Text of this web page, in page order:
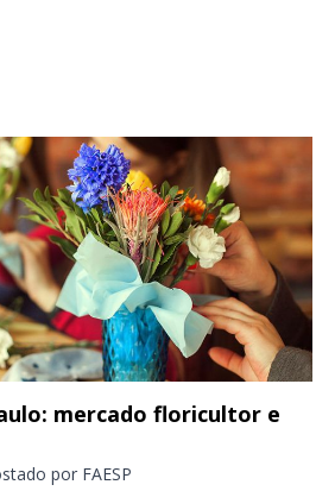
mercado floricultor e
por FAESP